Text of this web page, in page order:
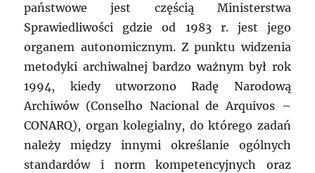
państwowe jest częścią Ministerstwa
Sprawiedliwości gdzie od 1983 r. jest jego
organem autonomicznym. Z punktu widzenia
metodyki archiwalnej bardzo ważnym był rok
1994, kiedy utworzono Radę Narodową
Archiwów (Conselho Nacional de Arquivos –
CONARQ), organ kolegialny, do którego zadań
należy między innymi określanie ogólnych
standardów i norm kompetencyjnych oraz